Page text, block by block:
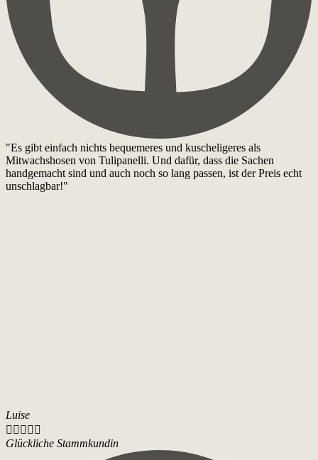
"Es gibt einfach nichts bequemeres und kuscheligeres als
Mitwachshosen von Tulipanelli. Und dafür, dass die Sachen
handgemacht sind und auch noch so lang passen, ist der Preis echt
unschlagbar!"
Luise
    
Glückliche Stammkundin